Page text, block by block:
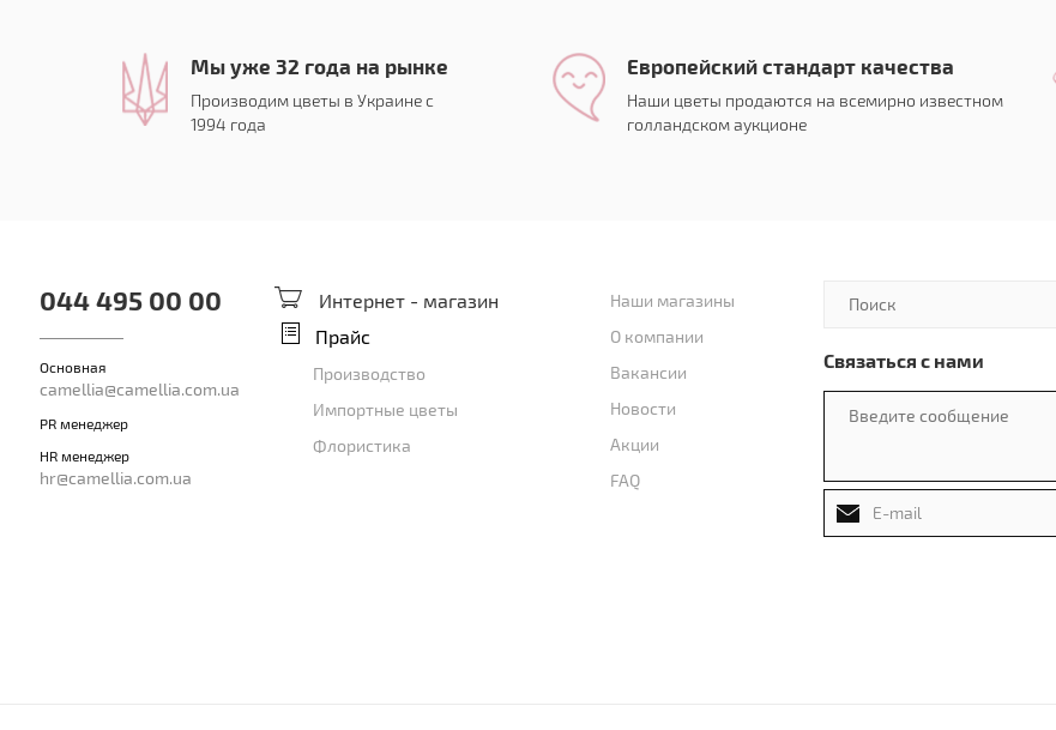
Мы уже 32 года на рынке
Производим цветы в Украине с
1994 года
Европейский стандарт качества
Наши цветы продаются на всемирно известном
голландском аукционе
044 495 00 00
Основная
camellia@camellia.com.ua
PR менеджер
HR менеджер
hr@camellia.com.ua
Интернет - магазин
Прайс
Производство
Импортные цветы
Флористика
Наши магазины
О компании
Вакансии
Новости
Акции
FAQ
Связаться с нами